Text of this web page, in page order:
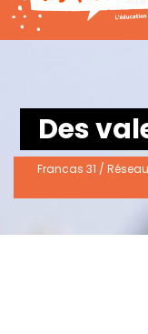
Des
Francas 31 /